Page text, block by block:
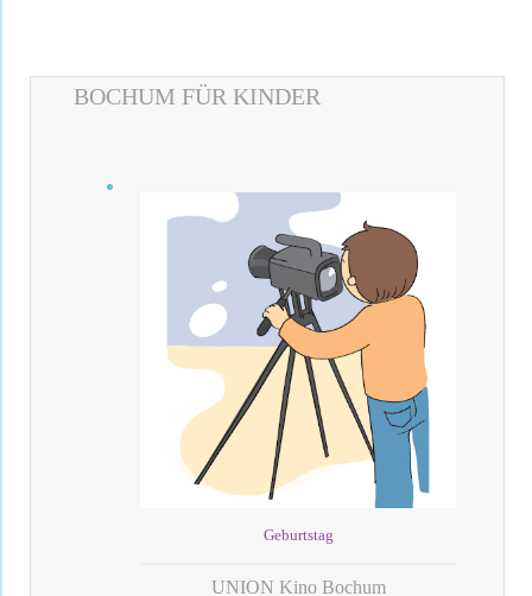
BOCHUM FÜR KINDER
Geburtstag
UNION Kino Bochum